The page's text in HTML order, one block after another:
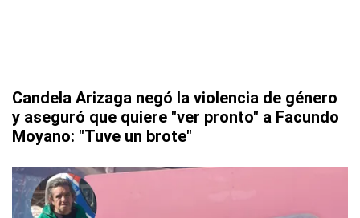
Candela Arizaga negó la violencia de género
y aseguró que quiere "ver pronto" a Facundo
Moyano: "Tuve un brote"